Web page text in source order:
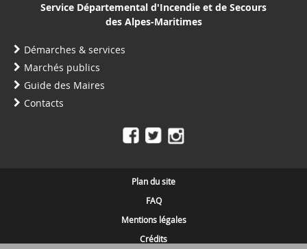
Service Départemental d'Incendie et de Secours
des Alpes-Maritimes
Démarches & services
Marchés publics
Guide des Maires
Contacts
Plan du site
FAQ
Mentions légales
Crédits